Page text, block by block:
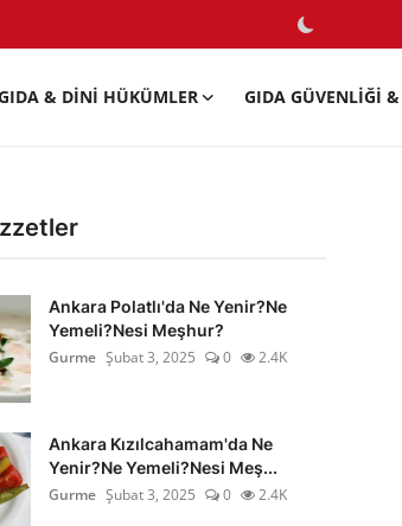
& DINI HÜKÜMLER GIDA GÜVENLIĞI
Ankara Polatlı'da Ne Yenir?Ne
Yemeli?Nesi Meşhur?
Gurme Şubat 3, 2025 0 2.4K
Ankara Kızılcahamam'da Ne
Yenir?Ne Yemeli?Nesi Meş...
Gurme Şubat 3, 2025 0 2.4K